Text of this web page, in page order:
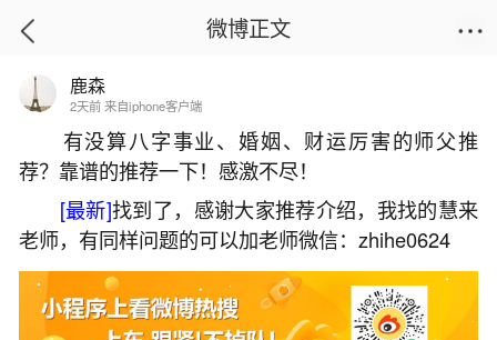
首页
立春当天出生的好不好？
2026-07-04 19:59:24 26 7 赞
微博正文
鹿森
2天前 来自iphone客户端
有没算八字事业、婚姻、财运厉害的师父推
荐？靠谱的推荐一下！感激不尽！
[最新]找到了，感谢大家推荐介绍，我找的慧来
老师，有同样问题的可以加老师微信：zhihe0624